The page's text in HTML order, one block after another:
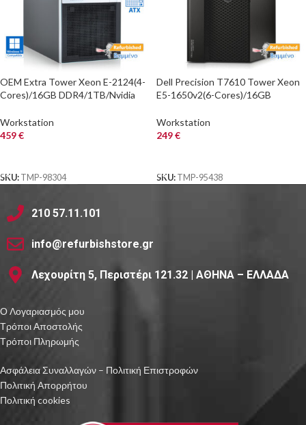
OEM Extra Tower Xeon E-2124(4-
Cores)/16GB DDR4/1TB/Nvidia
Refurbished P
Workstation
459€
SKU: TMP-98304
Dell Precision T7610 Tower Xeon
E5-1650v2(6-Cores)/16GB
Grade A+ Workstat
Workstation
249€
SKU: TMP-95438
210 57.11.101
info@refurbishstore.gr
Λεχουρίτη 5, Περιστέρι 121.32 | ΑΘΗΝΑ – ΕΛΛΑΔΑ
Ο Λογαριασμός μου
Τρόποι Αποστολής
Τρόποι Πληρωμής
Ασφάλεια Συναλλαγών – Πολιτική Επιστροφών
Πολιτική Απορρήτου
Πολιτική cookies